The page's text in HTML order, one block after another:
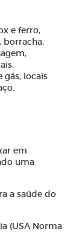
e ferro,
borracha,
gás, locais
em
uma
a saúde do
(USA Norma